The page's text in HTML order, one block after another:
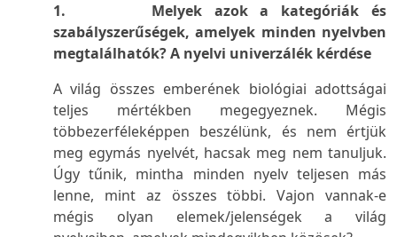
1. Melyek azok a kategóriák és
szabályszerűségek, amelyek minden nyelvben
megtalálhatók? A nyelvi univerzálék kérdése
A világ összes emberének biológiai adottságai
teljes mértékben megegyeznek. Mégis
többezerféleképpen beszélünk, és nem értjük
meg egymás nyelvét, hacsak meg nem tanuljuk.
Úgy tűnik, mintha minden nyelv teljesen más
lenne, mint az összes többi. Vajon vannak-e
mégis olyan elemek/jelenségek a világ